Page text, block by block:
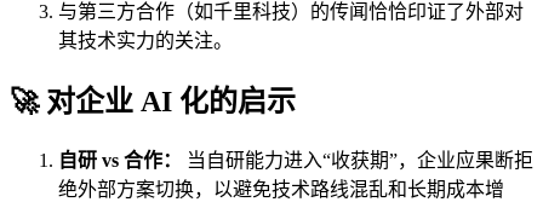
与第三方合作（如千里科技）的传闻恰恰印证了外部对
其技术实力的关注。
🚀 对企业 AI 化的启示
自研 vs 合作：
当自研能力进入“收获期”，企业应果断拒
绝外部方案切换，以避免技术路线混乱和长期成本增